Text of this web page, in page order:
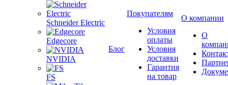
Schneider Electric
Edgecore
NVIDIA
FS
Блог
Покупателям
Условия
оплаты
Условия
доставки
Гарантия
на товар
О компании
О